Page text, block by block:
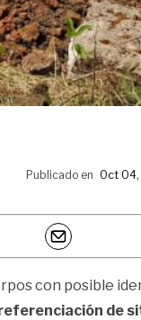
Publicado en Oct
con posible
de